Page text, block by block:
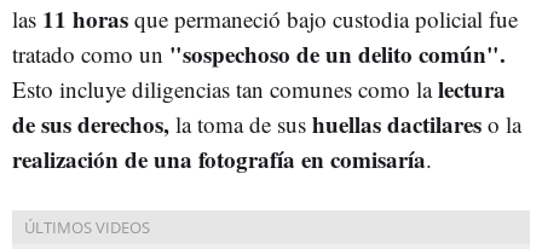
las 11 horas que permaneció bajo custodia policial fue
tratado como un "sospechoso de un delito común".
Esto incluye diligencias tan comunes como lalectura
de sus derechos, la toma de sus huellas dactilares o la
realización de una fotografía en comisaría.